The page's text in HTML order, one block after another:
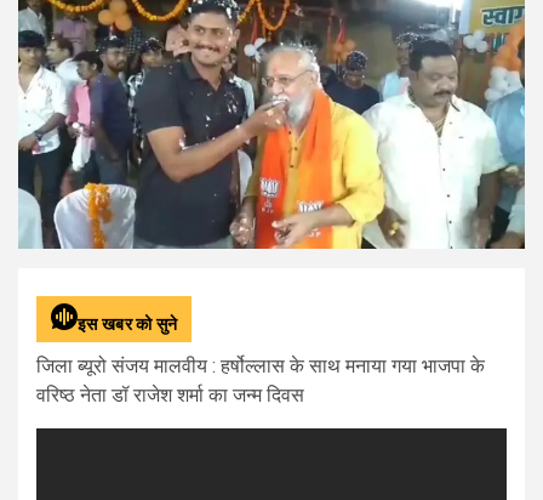
इस खबर को सुने
जिला ब्यूरो संजय मालवीय : हर्षोल्लास के साथ मनाया गया भाजपा के
वरिष्ठ नेता डॉ राजेश शर्मा का जन्म दिवस